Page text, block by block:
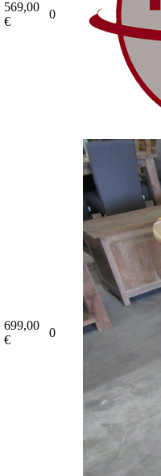
569,00
€
0
699,00
€
0